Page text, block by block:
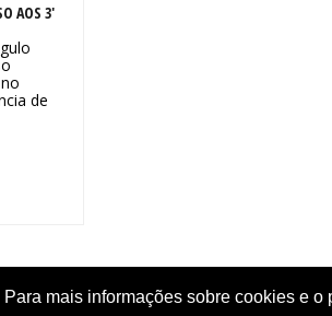
mais informações sobre cookies e
AOS 3'
de